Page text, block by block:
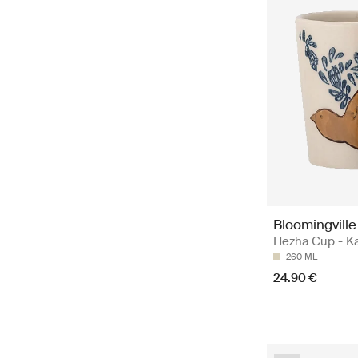
Bloomingville
Hezha Cup -
260 ML
24.90 €